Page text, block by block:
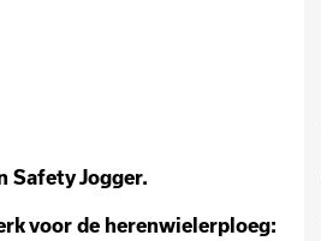
Safety Jogger.
voor de herenwielerploeg: